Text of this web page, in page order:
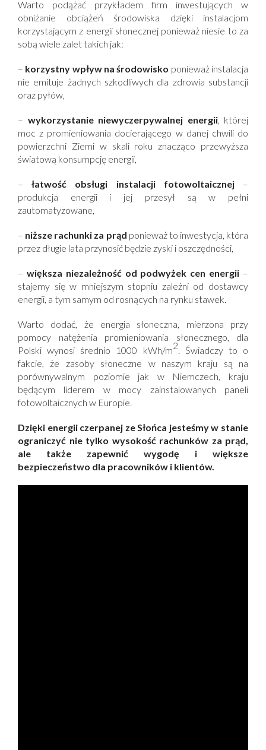
Warto podążać przykładem firm inwestujących w
obniżanie obciążeń środowiska dzięki instalacjom
korzystającym z energii słonecznej ponieważ niesie to za
sobą wiele zalet takich jak:
– korzystny wpływ na środowisko ponieważ instalacja
nie emituje żadnych szkodliwych dla zdrowia substancji
oraz pyłów,
– wykorzystanie niewyczerpywalnej energii, której
moc z promieniowania docierającego w danej chwili do
powierzchni Ziemi w skali roku znacząco przewyższa
światową konsumpcję energii,
– łatwość obsługi instalacji fotowoltaicznej–
produkcja energii i jej przesył są w pełni
zautomatyzowane,
– niższe rachunki za prąd ponieważ to inwestycja, która
przez długie lata przynosić będzie zyski i oszczędności,
– większa niezależność od podwyżek cen energii –
stajemy się w mniejszym stopniu zależni od dostawcy
energii, a tym samym od rosnących na rynku stawek.
Warto dodać, że energia słoneczna, mierzona przy
pomocy natężenia promieniowania słonecznego, dla
Polski wynosi średnio 1000 kWh/m2. Świadczy to o
fakcie, że zasoby słoneczne w naszym kraju są na
porównywalnym poziomie jak w Niemczech, kraju
będącym liderem w mocy zainstalowanych paneli
fotowoltaicznych w Europie.
Dzięki energii czerpanej ze Słońca jesteśmy w stanie
ograniczyć nie tylko wysokość rachunków za prąd,
ale także zapewnić wygodę i większe
bezpieczeństwo dla pracowników i klientów.